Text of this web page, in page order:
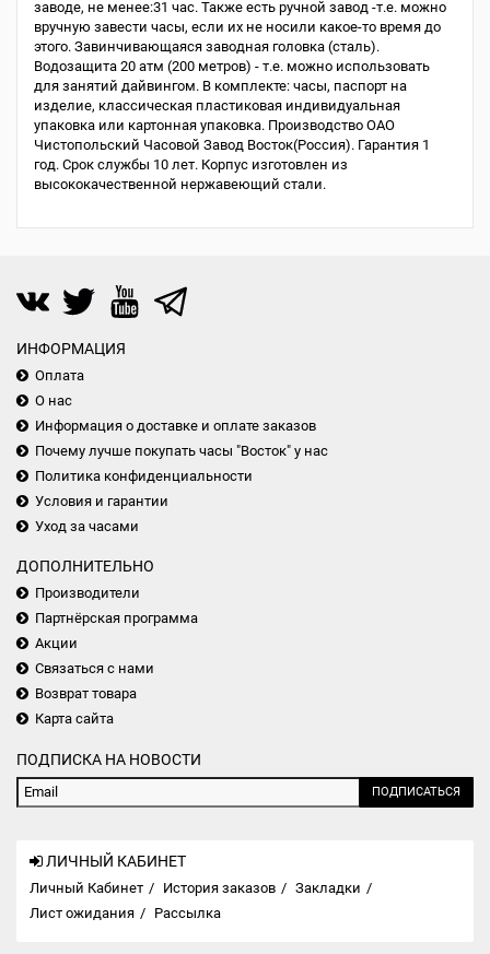
заводе, не менее:31 час. Также есть ручной завод -т.е. можно
вручную завести часы, если их не носили какое-то время до
этого. Завинчивающаяся заводная головка (сталь).
Водозащита 20 атм (200 метров) - т.е. можно использовать
для занятий дайвингом. В комплекте: часы, паспорт на
изделие, классическая пластиковая индивидуальная
упаковка или картонная упаковка. Производство ОАО
Чистопольский Часовой Завод Восток(Россия). Гарантия 1
год. Срок службы 10 лет. Корпус изготовлен из
высококачественной нержавеющий стали.
ИНФОРМАЦИЯ
Оплата
О нас
Информация о доставке и оплате заказов
Почему лучше покупать часы "Восток" у нас
Политика конфиденциальности
Условия и гарантии
Уход за часами
ДОПОЛНИТЕЛЬНО
Производители
Партнёрская программа
Акции
Связаться с нами
Возврат товара
Карта сайта
ПОДПИСКА НА НОВОСТИ
ПОДПИСАТЬСЯ
ЛИЧНЫЙ КАБИНЕТ
Личный Кабинет История заказов
Закладки
Лист ожидания
Рассылка